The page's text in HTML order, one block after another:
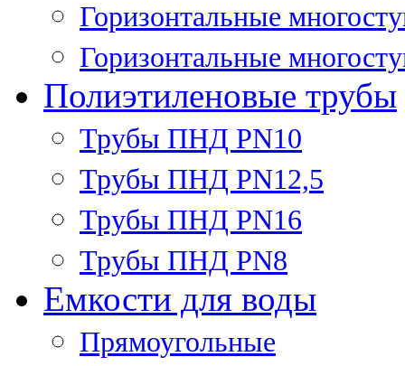
Горизонтальные
Горизонтальные
Полиэтиленовые трубы
Трубы ПНД PN10
Трубы ПНД PN12,5
Трубы ПНД PN16
Трубы ПНД PN8
Емкости для воды
Прямоугольные